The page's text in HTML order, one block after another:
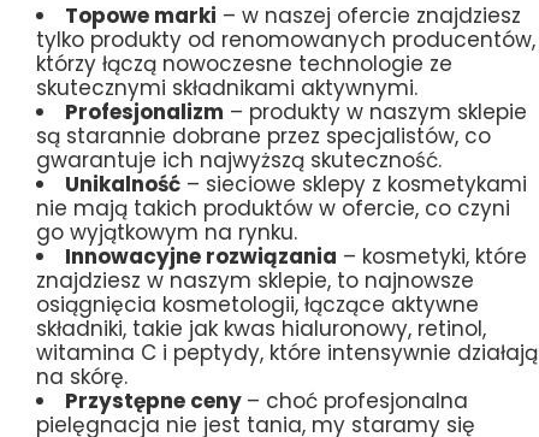
Topowe marki – w naszej ofercie znajdziesz
tylko produkty od renomowanych producentów,
którzy łączą nowoczesne technologie ze
skutecznymi składnikami aktywnymi.
Profesjonalizm – produkty w naszym sklepie
są starannie dobrane przez specjalistów, co
gwarantuje ich najwyższą skuteczność.
Unikalność – sieciowe sklepy z kosmetykami
nie mają takich produktów w ofercie, co czyni
go wyjątkowym na rynku.
Innowacyjne rozwiązania – kosmetyki, które
znajdziesz w naszym sklepie, to najnowsze
osiągnięcia kosmetologii, łączące aktywne
składniki, takie jak kwas hialuronowy, retinol,
witamina C i peptydy, które intensywnie działają
na skórę.
Przystępne ceny – choć profesjonalna
pielęgnacja nie jest tania, my staramy się